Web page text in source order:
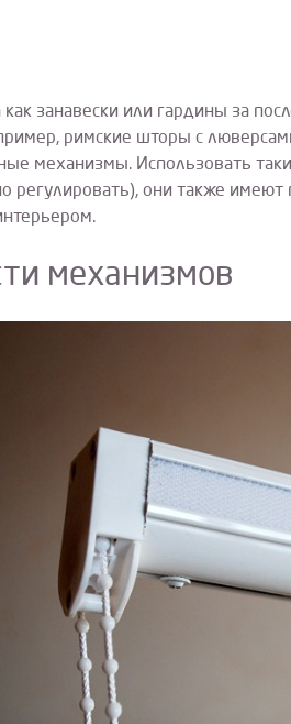
как занавески или гардины за
римские шторы с
механизмы. Использовать
регулировать), они также
механизмов